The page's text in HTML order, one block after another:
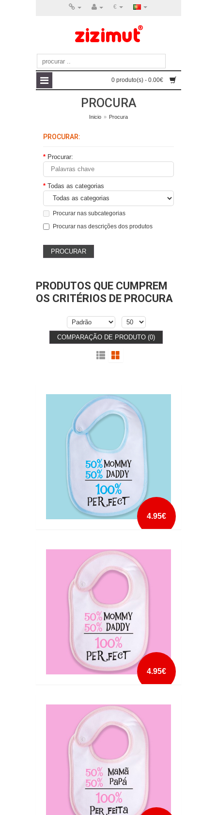
€
0 produto(s) - 0.00€
PROCURA
Inicio » Procura
PROCURAR:
Procurar:
Todas as categorias
Procurar nas subcategorias
Procurar nas descrições dos produtos
PRODUTOS QUE CUMPREM
OS CRITÉRIOS DE PROCURA
COMPARAÇÃO DE PRODUTO (0)
4.95€
mais info
4.95€
mais info